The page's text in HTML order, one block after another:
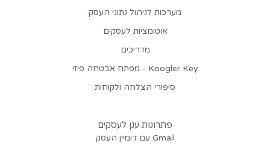
פתרונות ענן לעסקים
Gmail עם דומיין העסק
מערכות לניהול נתוני העסק
אוטומציות לעסקים
מדריכים
Koogler Key - מפתח אבטחה פיזי
סיפורי הצלחה ולקוחות